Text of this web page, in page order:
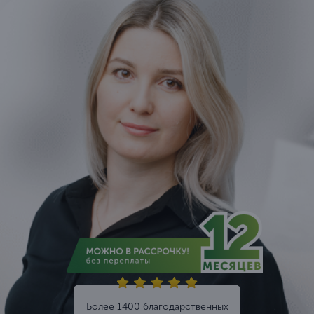
Более 1400 благодарственных